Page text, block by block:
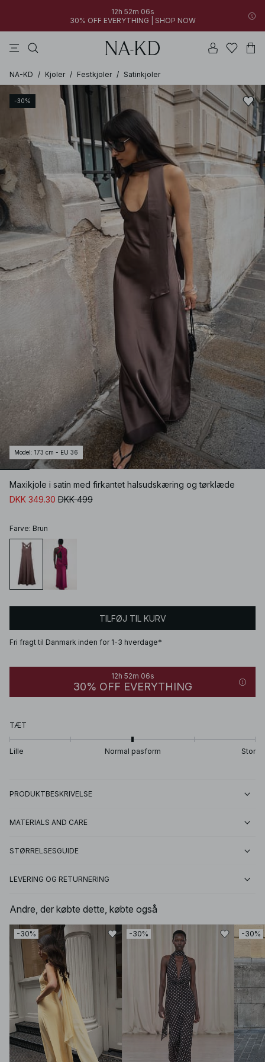
12h 52m 06s
30% OFF EVERYTHING | SHOP NOW
NA-KD / Kjoler / Festkjoler / Satinkjoler
-30%
Model : 173 cm - EU 36
Maxikjole i satin med firkantet halsudskæring og tørklæde
DKK 349.30 DKK 499
Farve: Brun
TILFØJ TIL KURV
Fri fragt til Danmark inden for 1-3 hverdage*
12h 52m 06s
30% OFF EVERYTHING
TÆT
Lille Normal pasform Stor
PRODUKTBESKRIVELSE
MATERIALS AND CARE
STØRRELSESGUIDE
LEVERING OG RETURNERING
Andre, der købte dette, købte også
-30% -30% -30%